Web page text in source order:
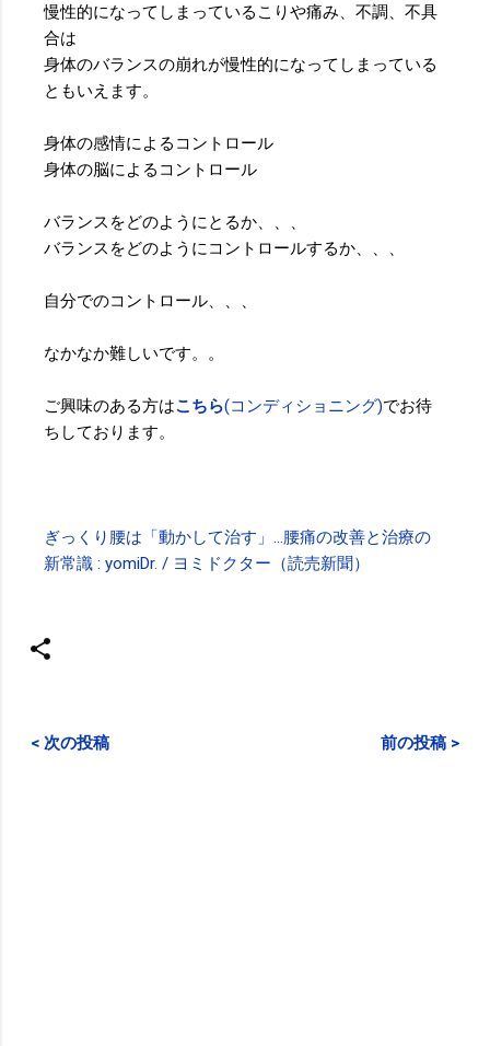
慢性的になってしまっているこりや痛み、不調、不具
合は
身体のバランスの崩れが慢性的になってしまっている
ともいえます。
身体の感情によるコントロール
身体の脳によるコントロール
バランスをどのようにとるか、、、
バランスをどのようにコントロールするか、、、
自分でのコントロール、、、
なかなか難しいです。。
ご興味のある方はこちら(コンディショニング)でお待
ちしております。
ぎっくり腰は「動かして治す」…腰痛の改善と治療の
新常識 : yomiDr. / ヨミドクター（読売新聞）
< 次の投稿 前の投稿 >